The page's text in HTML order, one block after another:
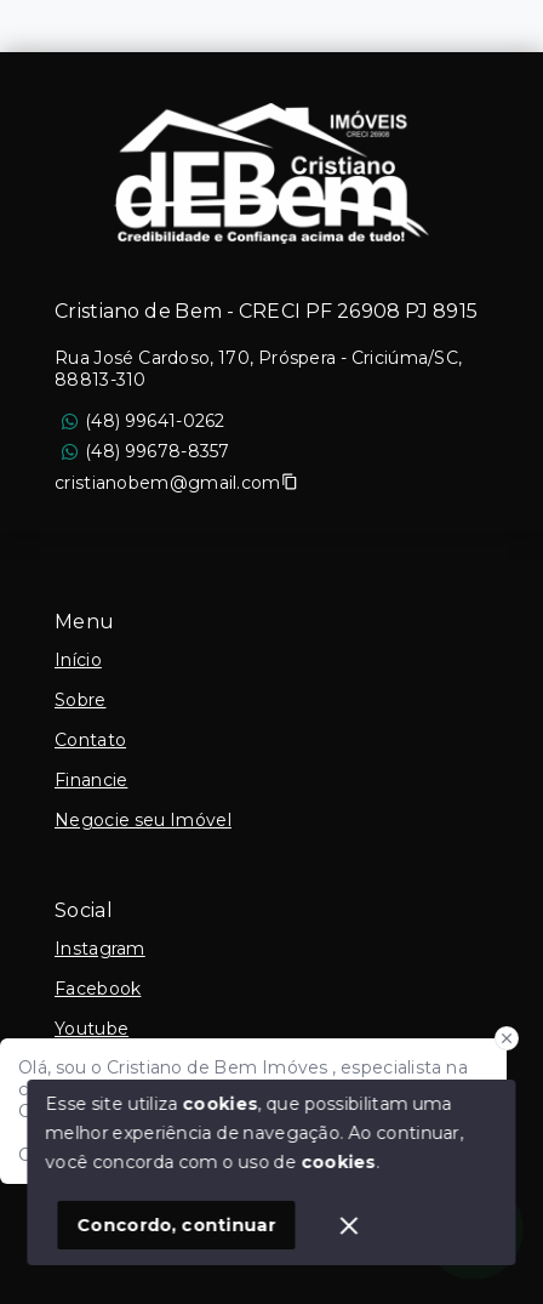
Olá, sou o Cristiano de Bem Imóves , especialista na
compra e venda de imoveis e avaliação imobiliária em
Criciúma e região e todo Sul de Santa Catarina.
Como posso ajudar?
Menu
Início
Sobre
Contato
Financie
Negocie seu Imóvel
Social
Instagram
Facebook
Youtube
Linkedin
© Copyright 2026 - Cristiano de Bem - CRECI PF
SITE PARA IMOBILIARIA
Cristiano de Bem - CRECI PF 26908 PJ 8915
Rua José Cardoso, 170, Próspera - Criciúma/SC,
88813-310
(48) 99641-0262
(48) 99678-8357
cristianobem@gmail.com
Esse site utiliza cookies, que possibilitam uma
melhor experiência de navegação.Ao continuar,
você concorda com o uso de cookies.
Concordo, continuar